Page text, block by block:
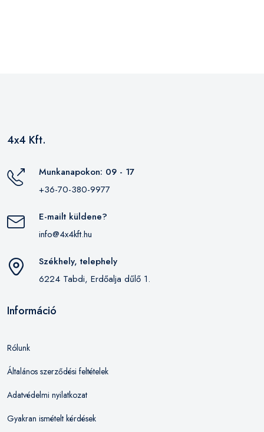
4x4 Kft.
Munkanapokon: 09 - 17
+36-70-380-9977
E-mailt küldene?
info@4x4kft.hu
Székhely, telephely
6224 Tabdi, Erdőalja dűlő 1.
Információ
Rólunk
Általános szerződési feltételek
Adatvédelmi nyilatkozat
Gyakran ismételt kérdések